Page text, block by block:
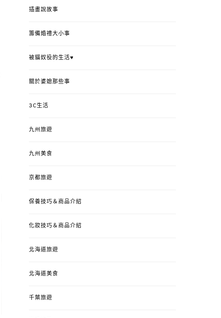
插畫說故事
籌備婚禮大小事
被貓奴役的生活♥
關於婆媳那些事
3C生活
九州旅遊
九州美食
京都旅遊
保養技巧＆商品介紹
化妝技巧＆商品介紹
北海道旅遊
北海道美食
千葉旅遊